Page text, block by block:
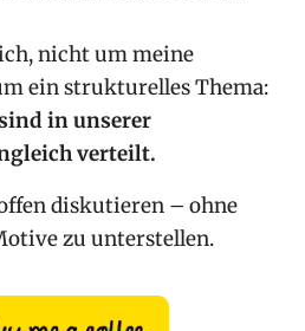
nicht um meine
ein strukturelles Thema:
in unserer
verteilt.
diskutieren – ohne
zu unterstellen.